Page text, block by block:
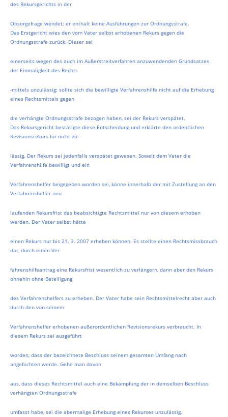
des Rekursgerichts in der
Obsorgefrage wendet; er enthält keine Ausführungen zur Ordnungsstrafe.
Das Erstgericht wies den vom Vater selbst erhobenen Rekurs gegen die
Ordnungsstrafe zurück. Dieser sei
einerseits wegen des auch im Außerstreitverfahren anzuwendenden Grundsatzes
der Einmaligkeit des Rechts
-mittels unzulässig; sollte sich die bewilligte Verfahrenshilfe nicht auf die Erhebung
eines Rechtsmittels gegen
die verhängte Ordnungsstrafe bezogen haben, sei der Rekurs verspätet.
Das Rekursgericht bestätigte diese Entscheidung und erklärte den ordentlichen
Revisionsrekurs für nicht zu-
lässig. Der Rekurs sei jedenfalls verspätet gewesen. Soweit dem Vater die
Verfahrenshilfe bewilligt und ein
Verfahrenshelfer beigegeben worden sei, könne innerhalb der mit Zustellung an den
Verfahrenshelfer neu
laufenden Rekursfrist das beabsichtigte Rechtsmittel nur von diesem erhoben
werden. Der Vater selbst hätte
einen Rekurs nur bis 21. 3. 2007 erheben können. Es stellte einen Rechtsmissbrauch
dar, durch einen Ver-
fahrenshilfeantrag eine Rekursfrist wesentlich zu verlängern, dann aber den Rekurs
ohnehin ohne Beteiligung
des Verfahrenshelfers zu erheben. Der Vater habe sein Rechtsmittelrecht aber auch
durch den von seinem
Verfahrenshelfer erhobenen außerordentlichen Revisionsrekurs verbraucht. In
diesem Rekurs sei ausgeführt
worden, dass der bezeichnete Beschluss seinem gesamten Umfang nach
angefochten werde. Gehe man davon
aus, dass dieses Rechtsmittel auch eine Bekämpfung der in demselben Beschluss
verhängten Ordnungsstrafe
umfasst habe, sei die abermalige Erhebung eines Rekurses unzulässig.